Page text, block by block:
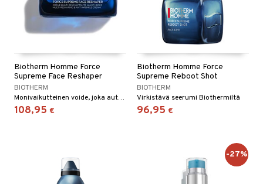
Biotherm Homme Force
Supreme Face Reshaper
BIOTHERM
Monivaikutteinen voide, joka auttaa muotoilemaan kasvonpiirteitä ja parantamaan ihon kimmoisuutta.
108,95 €
Biotherm Homme Force
Supreme Reboot Shot
BIOTHERM
Virkistävä seerumi Biothermiltä
96,95 €
-27%